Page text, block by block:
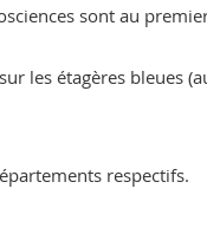
sont au
les étagères bleues
respectifs.